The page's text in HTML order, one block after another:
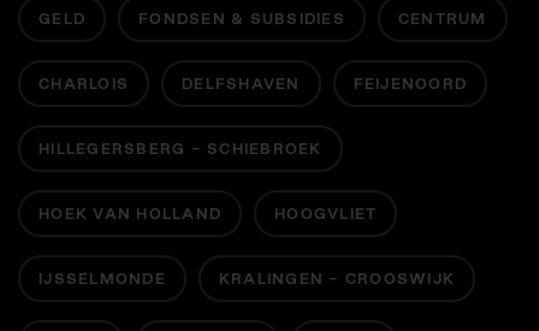
GELD FONDSEN & SUBSIDIES CENTRUM
CHARLOIS DELFSHAVEN FEIJENOORD
HILLEGERSBERG - SCHIEBROEK
HOEK VAN HOLLAND HOOGVLIET
IJSSELMONDE KRALINGEN - CROOSWIJK